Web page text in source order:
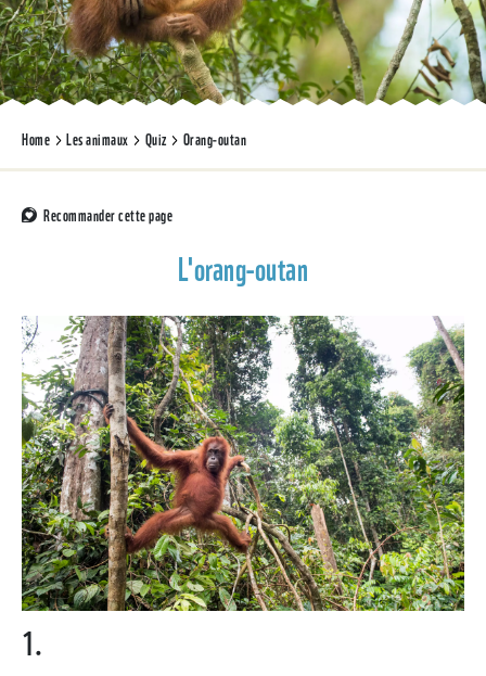
Home Les animaux Quiz Orang-outan
Recommander cette page
L'orang-outan
1.